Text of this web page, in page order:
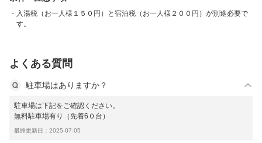
入湯税（お一人様１５０円）と宿泊税（お一人様２００円）が別途必要で
す。
よくある質問
駐車場はありますか？
駐車場は下記をご確認ください。
無料駐車場有り（先着6０台）
最終更新日：2025-07-05